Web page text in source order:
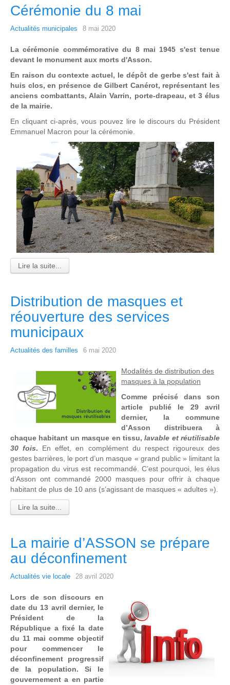
Cérémonie du 8 mai
Actualités municipales 8 mai 2020
La cérémonie commémorative du 8 mai 1945 s'est tenue
devant le monument aux morts d'Asson.
En raison du contexte actuel, le dépôt de gerbe s'est fait à
huis clos, en présence de Gilbert Canérot, représentant les
anciens combattants, Alain Varrin, porte-drapeau, et 3 élus
de la mairie.
En cliquant ci-après, vous pouvez lire le discours du Président
Emmanuel Macron pour la cérémonie.
Lire la suite...
Distribution de masques et
réouverture des services
municipaux
Actualités des familles 6 mai 2020
Modalités de distribution des
masques à la population
Comme précisé dans son
article publié le 29 avril
dernier, la commune
d’Asson distribuera à
chaque habitant un masque en tissu,lavable et réutilisable
30 fois. En effet, en complément du respect rigoureux des
gestes barrières, le port d’un masque « grand public » limitant la
propagation du virus est recommandé. C’est pourquoi, les élus
d’Asson ont commandé 2000 masques pour offrir à chaque
habitant de plus de 10 ans (s’agissant de masques « adultes »).
Lire la suite...
La mairie d’ASSON se prépare
au déconfinement
Actualités vie locale 28 avril 2020
Lors de son discours en
date du 13 avril dernier, le
Président de la
République a fixé la date
du 11 mai comme objectif
pour commencer le
déconfinement progressif
de la population. Si le
gouvernement a en partie